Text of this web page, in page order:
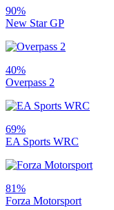
90%
New Star GP
40%
Overpass 2
69%
EA Sports WRC
81%
Forza Motorsport